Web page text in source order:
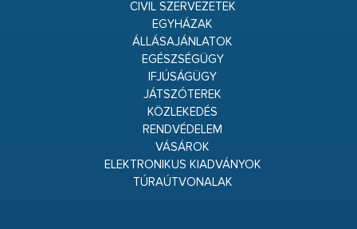
CIVIL SZERVEZETEK
EGYHÁZAK
ÁLLÁSAJÁNLATOK
EGÉSZSÉGÜGY
IFJÚSÁGÜGY
JÁTSZÓTEREK
KÖZLEKEDÉS
RENDVÉDELEM
VÁSÁROK
ELEKTRONIKUS KIADVÁNYOK
TÚRAÚTVONALAK